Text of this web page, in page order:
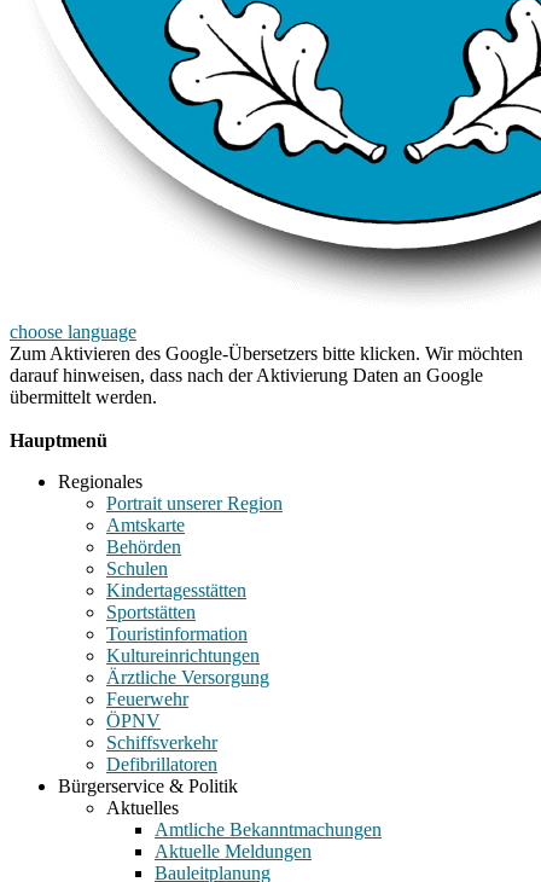
choose language
Zum Aktivieren des Google-Übersetzers bitte klicken. Wir möchten
darauf hinweisen, dass nach der Aktivierung Daten an Google
übermittelt werden.
Hauptmenü
Regionales
Portrait unserer Region
Amtskarte
Behörden
Schulen
Kindertagesstätten
Sportstätten
Touristinformation
Kultureinrichtungen
Ärztliche Versorgung
Feuerwehr
ÖPNV
Schiffsverkehr
Defibrillatoren
Bürgerservice & Politik
Aktuelles
Amtliche Bekanntmachungen
Aktuelle Meldungen
Bauleitplanung